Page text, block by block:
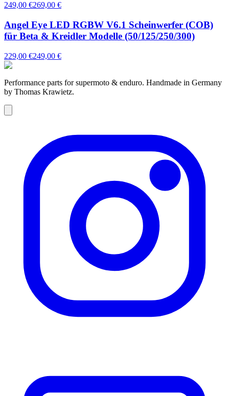
249,00 €269,00 €
Angel Eye LED RGBW V6.1 Scheinwerfer (COB)
für Beta & Kreidler Modelle (50/125/250/300)
229,00 €249,00 €
Performance parts for supermoto & enduro. Handmade in Germany
by Thomas Krawietz.